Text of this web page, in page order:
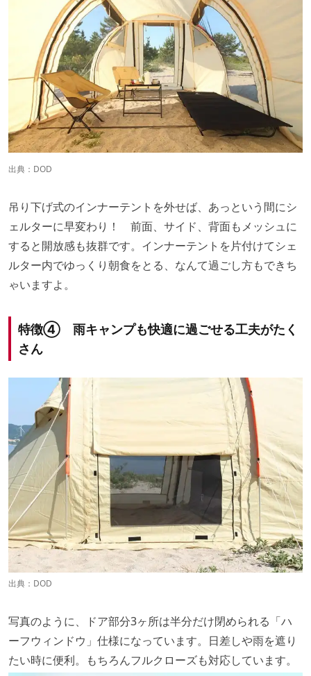
出典： DOD
吊り下げ式のインナーテントを外せば、あっという間にシ
ェルターに早変わり！ 前面、サイド、背面もメッシュに
すると開放感も抜群です。インナーテントを片付けてシェ
ルター内でゆっくり朝食をとる、なんて過ごし方もできち
ゃいますよ。
特徴④ 雨キャンプも快適に過ごせる工夫がたく
さん
出典： DOD
写真のように、ドア部分3ヶ所は半分だけ閉められる「ハ
ーフウィンドウ」仕様になっています。日差しや雨を遮り
たい時に便利。もちろんフルクローズも対応しています。